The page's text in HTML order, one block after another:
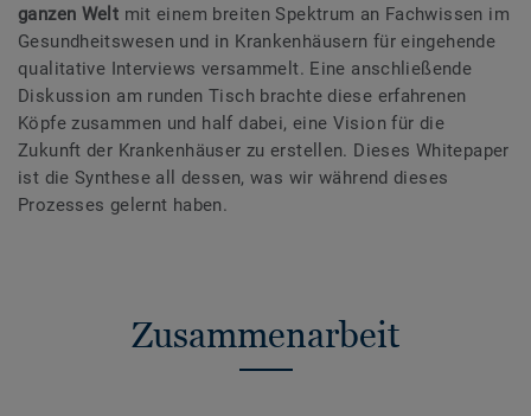
ganzen Welt mit einem breiten Spektrum an Fachwissen im
Gesundheitswesen und in Krankenhäusern für eingehende
qualitative Interviews versammelt. Eine anschließende
Diskussion am runden Tisch brachte diese erfahrenen
Köpfe zusammen und half dabei, eine Vision für die
Zukunft der Krankenhäuser zu erstellen. Dieses Whitepaper
ist die Synthese all dessen, was wir während dieses
Prozesses gelernt haben.
Zusammenarbeit